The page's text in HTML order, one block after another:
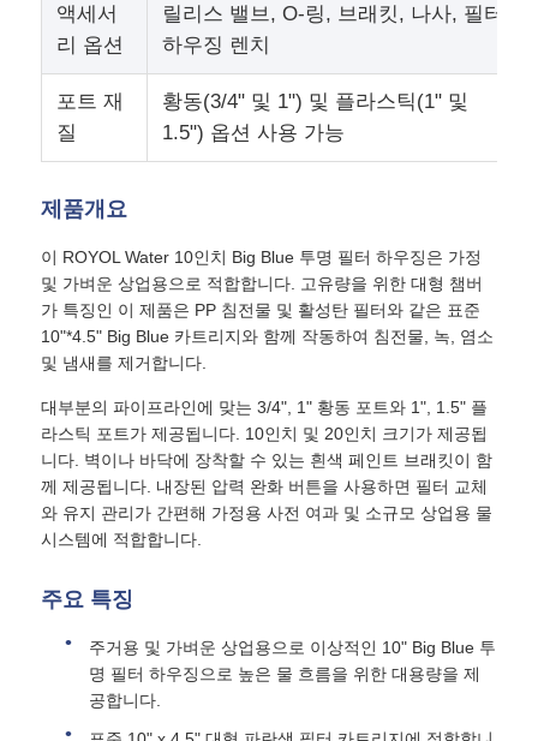
뉴스
RO 시스템
물 필터 하우징
워터 필터 카트리지
주거용 RO 멤브레인
자외선 살균 소독기
산업적 수신 전용 얇은막
액세서
리 옵션
릴리스 밸브, O-링, 브래킷, 나사, 필터
하우징 렌치
포트 재
질
황동(3/4" 및 1") 및 플라스틱(1" 및
1.5") 옵션 사용 가능
제품개요
이 ROYOL Water 10인치 Big Blue 투명 필터 하우징은 가정
및 가벼운 상업용으로 적합합니다. 고유량을 위한 대형 챔버
가 특징인 이 제품은 PP 침전물 및 활성탄 필터와 같은 표준
10"*4.5" Big Blue 카트리지와 함께 작동하여 침전물, 녹, 염소
및 냄새를 제거합니다.
대부분의 파이프라인에 맞는 3/4", 1" 황동 포트와 1", 1.5" 플
라스틱 포트가 제공됩니다. 10인치 및 20인치 크기가 제공됩
니다. 벽이나 바닥에 장착할 수 있는 흰색 페인트 브래킷이 함
께 제공됩니다. 내장된 압력 완화 버튼을 사용하면 필터 교체
와 유지 관리가 간편해 가정용 사전 여과 및 소규모 상업용 물
시스템에 적합합니다.
주요 특징
주거용 및 가벼운 상업용으로 이상적인 10" Big Blue 투
명 필터 하우징으로 높은 물 흐름을 위한 대용량을 제
공합니다.